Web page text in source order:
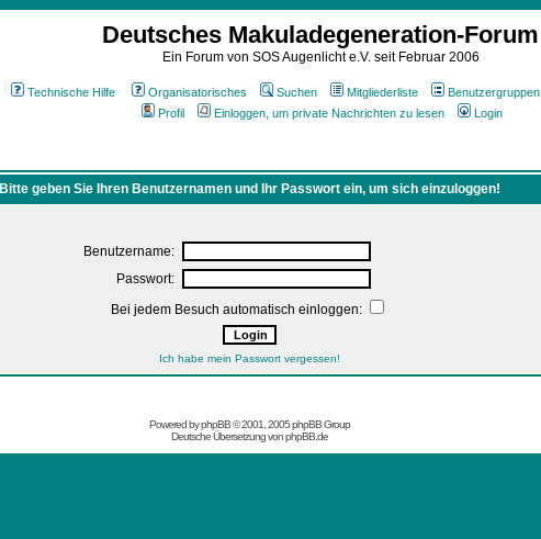
Deutsches Makuladegeneration-Forum
Ein Forum von SOS Augenlicht e.V. seit Februar 2006
Technische Hilfe Organisatorisches Suchen Mitgliederliste Benutzergruppen
Profil
Einloggen, um private Nachrichten zu lesen Login
Bitte geben Sie Ihren Benutzernamen und Ihr Passwort ein, um sich einzuloggen!
Benutzername:
Passwort:
Bei jedem Besuch automatisch einloggen:
Ich habe mein Passwort vergessen!
Powered byphpBB© 2001, 2005 phpBB Group
Deutsche Übersetzung vonphpBB.de